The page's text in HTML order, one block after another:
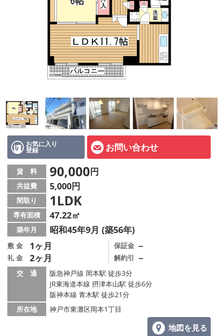
地域から探す
地図から探す
店舗情報·アクセス
会社概要
メールでお問い合わせ
お気に入り
登録 お問い合わせ
賃 料 90,000円
共益費 5,000円
間取り 1LDK
専有面積 47.22㎡
築年月 昭和45年9月 (築56年)
敷 金 1ヶ月
礼 金 2ヶ月
保証金 －
解約引 －
交 通
阪急神戸線 岡本駅 徒歩3分
JR東海道本線 摂津本山駅 徒歩6分
阪神本線 青木駅 徒歩21分
所在地
神戸市東灘区岡本1丁目
地図を見る